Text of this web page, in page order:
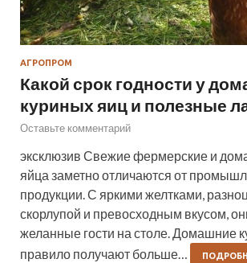
АГРОПРОМ
Какой срок годности у
куриных яиц и полезные
Оставьте комментарий
эксклюзив Свежие фермерские и
яйца заметно отличаются от
продукции. С яркими желтками,
скорлупой и превосходным вкусом,
желанные гости на столе. Домашние
правило получают больше…